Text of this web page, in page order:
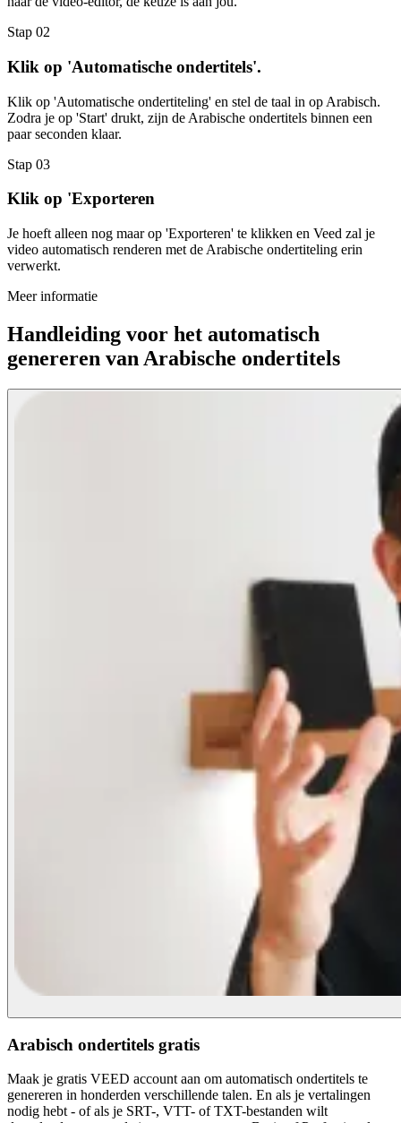
Stap 02
Klik op 'Automatische ondertitels'.
Klik op 'Automatische ondertiteling' en stel de taal in op Arabisch.
Zodra je op 'Start' drukt, zijn de Arabische ondertitels binnen een
paar seconden klaar.
Stap 03
Klik op 'Exporteren
Je hoeft alleen nog maar op 'Exporteren' te klikken en Veed zal je
video automatisch renderen met de Arabische ondertiteling erin
verwerkt.
Meer informatie
Handleiding voor het automatisch
genereren van Arabische ondertitels
Arabisch ondertitels gratis
Maak je gratis VEED account aan om automatisch ondertitels te
genereren in honderden verschillende talen. En als je vertalingen
nodig hebt - of als je SRT-, VTT- of TXT-bestanden wilt